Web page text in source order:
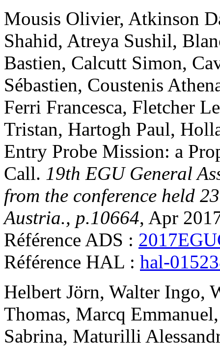
Mousis Olivier, Atkinson
Shahid, Atreya Sushil,
Bastien, Calcutt Simon,
Sébastien, Coustenis
Ferri Francesca, Fletcher
Tristan, Hartogh Paul,
Entry Probe Mission: a
Call. 19th EGU General
from the conference held
Austria., p.10664, Apr
Référence ADS :
Référence HAL : hal-
Helbert Jörn, Walter Ingo,
Thomas, Marcq Emmanuel
Sabrina, Maturilli